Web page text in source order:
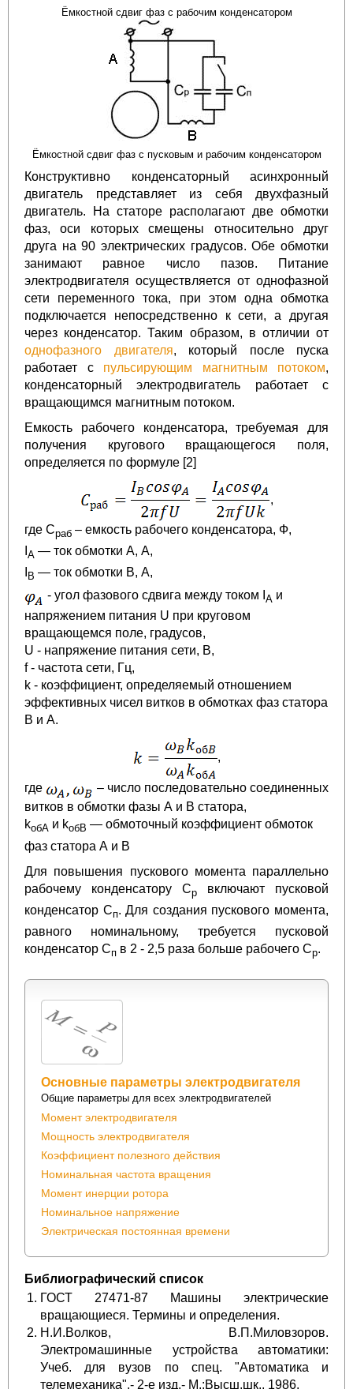
Ёмкостной сдвиг фаз с рабочим конденсатором
Ёмкостной сдвиг фаз с пусковым и рабочим конденсатором
Конструктивно конденсаторный асинхронный
двигатель представляет из себя двухфазный
двигатель. На статоре располагают две обмотки
фаз, оси которых смещены относительно друг
друга на 90 электрических градусов. Обе обмотки
занимают равное число пазов. Питание
электродвигателя осуществляется от однофазной
сети переменного тока, при этом одна обмотка
подключается непосредственно к сети, а другая
через конденсатор. Таким образом, в отличии от
однофазного двигателя, который после пуска
работает с пульсирующим магнитным потоком,
конденсаторный электродвигатель работает с
вращающимся магнитным потоком.
Емкость рабочего конденсатора, требуемая для
получения кругового вращающегося поля,
определяется по формуле [2]
,
где Сраб – емкость рабочего конденсатора, Ф,
A — ток обмотки A, А,
B — ток обмотки B, А,
- угол фазового сдвига между током IA и
напряжением питания U при круговом
вращающемся поле, градусов,
U - напряжение питания сети, В,
f - частота сети, Гц,
k - коэффициент, определяемый отношением
эффективных чисел витков в обмотках фаз статора
B и A.
,
где
– число последовательно соединенных
витков в обмотки фазы А и B статора,
kобА и kобВ — обмоточный коэффициент обмоток
фаз статора А и B
Для повышения пускового момента параллельно
рабочему конденсатору Ср включают пусковой
конденсатор Cп. Для создания пускового момента,
равного номинальному, требуется пусковой
конденсатор Cп в 2 - 2,5 раза больше рабочего Cр.
Основные параметры электродвигателя
Общие параметры для всех электродвигателей
Момент электродвигателя
Мощность электродвигателя
Коэффициент полезного действия
Номинальная частота вращения
Момент инерции ротора
Номинальное напряжение
Электрическая постоянная времени
Библиографический список
ГОСТ 27471-87 Машины электрические
вращающиеся. Термины и определения.
Н.И.Волков, В.П.Миловзоров.
Электромашинные устройства автоматики:
Учеб. для вузов по спец. "Автоматика и
телемеханика".- 2-е изд.- М.:Высш.шк., 1986.